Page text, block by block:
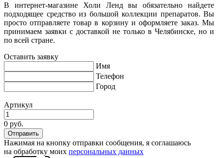
В интернет-магазине Холи Ленд вы обязательно найдете
подходящее средство из большой коллекции препаратов. Вы
просто отправляете товар в корзину и оформляете заказ. Мы
принимаем заявки с доставкой не только в Челябинске, но и
по всей стране.
Оставить заявку
Имя
Телефон
Город
Артикул
0 руб.
Нажимая на кнопку отправки сообщения, я соглашаюсь
на обработку моих персональных данных